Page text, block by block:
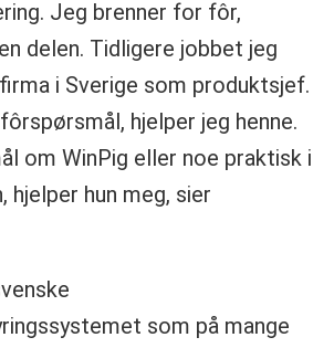
Jeg brenner for fôr,
delen. Tidligere jobbet jeg
i Sverige som produktsjef.
hjelper jeg henne.
om WinPig eller noe praktisk i
hjelper hun meg, sier
som på mange